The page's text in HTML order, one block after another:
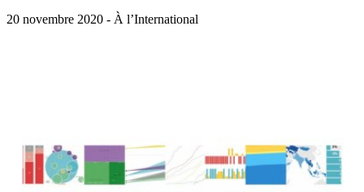
20 novembre 2020 - À l’International